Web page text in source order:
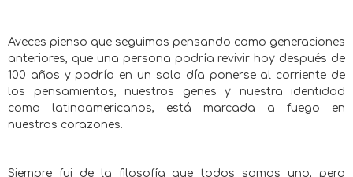
Aveces pienso que seguimos pensando como generaciones
anteriores, que una persona podría revivir hoy después de
100 años y podría en un solo día ponerse al corriente de
los pensamientos, nuestros genes y nuestra identidad
como latinoamericanos, está marcada a fuego en
nuestros corazones.
Siempre fui de la filosofía que todos somos uno, pero